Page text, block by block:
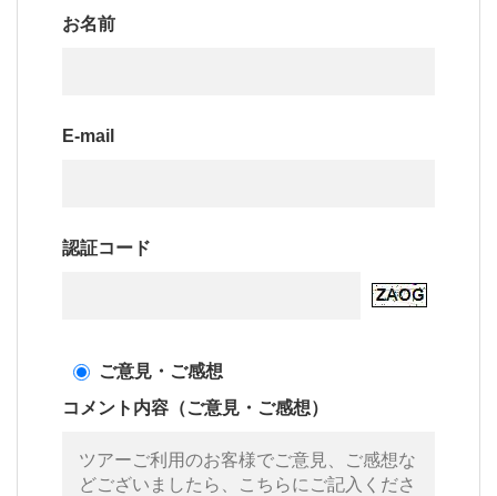
お名前
E-mail
認証コード
ご意見・ご感想
コメント内容（ご意見・ご感想）